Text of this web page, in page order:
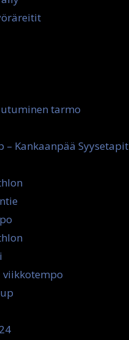
tarmo
– Kankaanpää Syysetapit